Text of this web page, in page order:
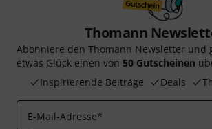
Thomann
Abonniere den Thomann Newsletter und
etwas Glück einen von 50 Gutscheinen
Inspirierende Beiträge
Deals
E-Mail-Adresse*